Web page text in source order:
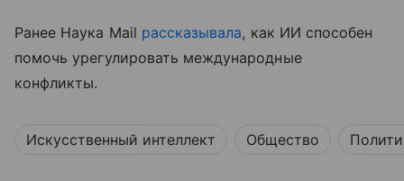
Ранее Наука Mail рассказывала, как ИИ способен
помочь урегулировать международные
конфликты.
Искусственный интеллект Общество